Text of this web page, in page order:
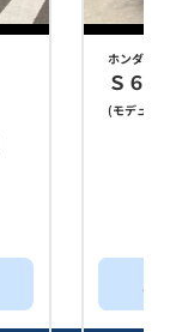
ホンダ
Ｓ６
(モデュー
ス